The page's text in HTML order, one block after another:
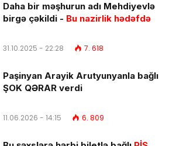
Daha bir məşhurun adı Mehdiyevlə
birgə çəkildi - Bu nazirlik hədəfdə
31.10.2025 - 22:28 7. 618
Paşinyan Arayik Arutyunyanla bağlı
ŞOK QƏRAR verdi
11.06.2026 - 14:15 6. 809